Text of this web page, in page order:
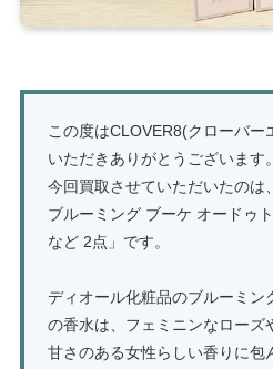
この度はCLOVER8(クローバ
いただきありがとうございます。
今回買取させていただいたのは
ブルーミング ブーケ オードゥ
など 2点」です。
ディオール化粧品のブルーミン
の香水は、フェミニンなローズ
甘さのある女性らしい香りに包